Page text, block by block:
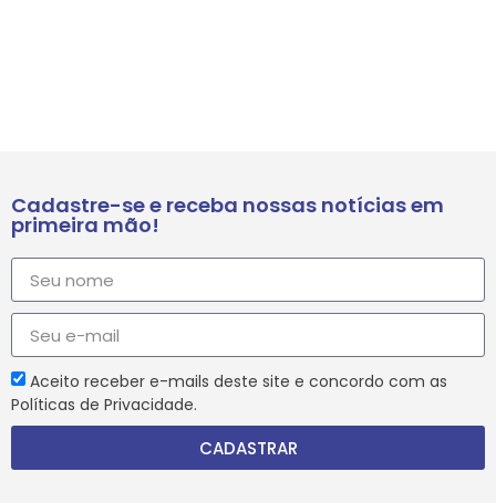
Cadastre-se e receba nossas notícias em
primeira mão!
Aceito receber e-mails deste site e concordo com as
Políticas de Privacidade.
CADASTRAR